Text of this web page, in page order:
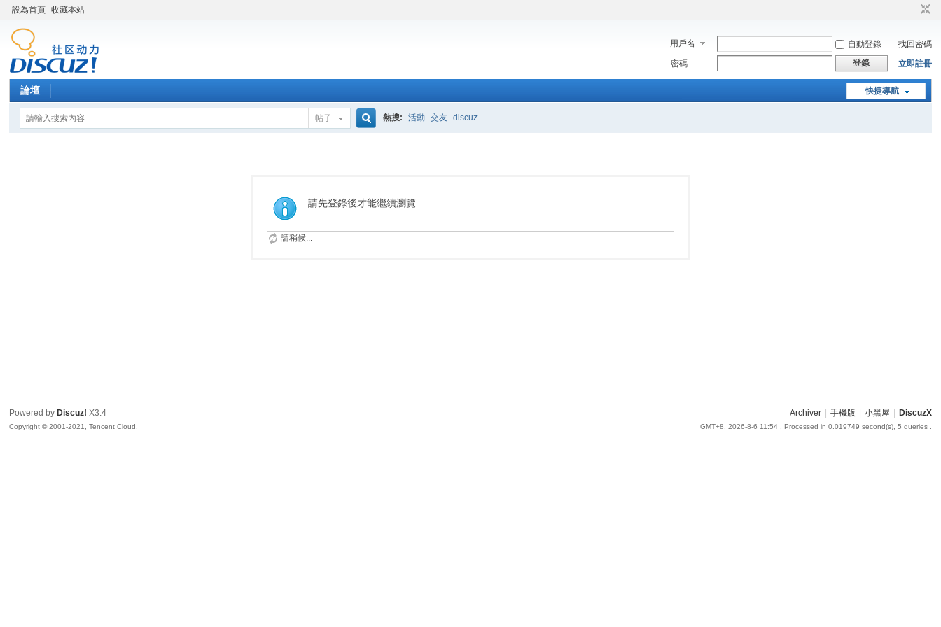
設為首頁 收藏本站
用戶名 自動登錄
找回密碼
密碼
登錄 立即註冊
快捷導航
論壇
帖子
索
熱搜: 活動 交友 discuz
請先登錄後才能繼續瀏覽
請稍候...
Archiver 手機版 小黑屋 DiscuzX
GMT+8, 2026-8-6 11:54, Processed in 0.019749 second(s), 5 queries .
Powered by Discuz! X3.4
Copyright © 2001-2021, Tencent Cloud.